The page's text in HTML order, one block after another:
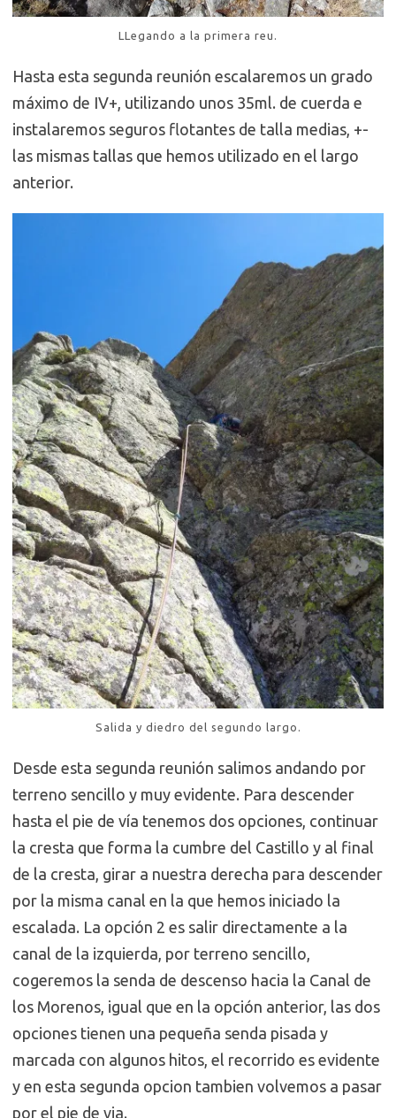
LLegando a la primera reu.
Hasta esta segunda reunión escalaremos un grado
máximo de IV+, utilizando unos 35ml. de cuerda e
instalaremos seguros flotantes de talla medias, +-
las mismas tallas que hemos utilizado en el largo
anterior.
Salida y diedro del segundo largo.
Desde esta segunda reunión salimos andando por
terreno sencillo y muy evidente. Para descender
hasta el pie de vía tenemos dos opciones, continuar
la cresta que forma la cumbre del Castillo y al final
de la cresta, girar a nuestra derecha para descender
por la misma canal en la que hemos iniciado la
escalada. La opción 2 es salir directamente a la
canal de la izquierda, por terreno sencillo,
cogeremos la senda de descenso hacia la Canal de
los Morenos, igual que en la opción anterior, las dos
opciones tienen una pequeña senda pisada y
marcada con algunos hitos, el recorrido es evidente
y en esta segunda opcion tambien volvemos a pasar
por el pie de via.